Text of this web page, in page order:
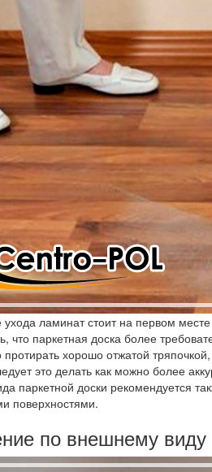
ухода ламинат стоит на первом месте
что паркетная доска более
хорошо отжатой
это делать как можно более
паркетной доски рекомендуется
поверхностями.
по внешнему виду